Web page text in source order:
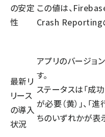
の安定
性
この値は、
Crash Reporting
最新リ
リース
の導入
状況
アプリのバージョ
す。
ステータスは「成功
が必要（黄）」、「
ちのいずれかが表